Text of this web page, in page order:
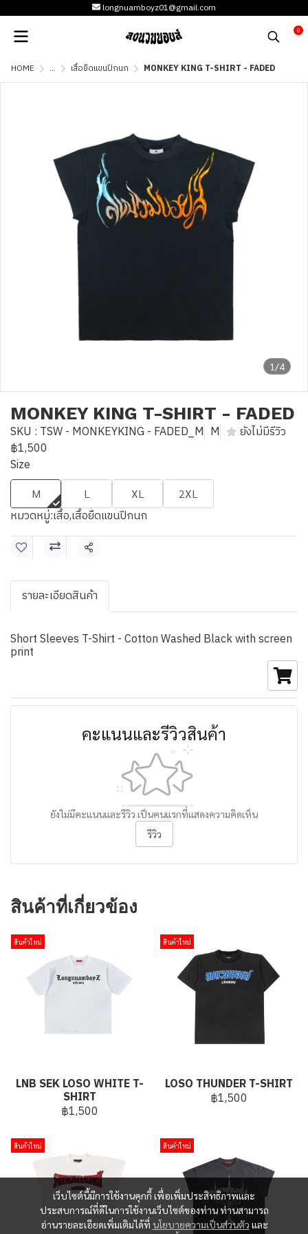
longnuamboyz01@gmail.com
0
HOME ... เสื้อยืดแขนปีกนก MONKEY KING T-SHIRT - FADED
1/4
MONKEY KING T-SHIRT - FADED
SKU : TSW - MONKEYKING - FADED_M M
ยังไม่มีรีวิว
฿1,500
Size
M L XL 2XL
หมวดหมู่:เสื้อ,เสื้อยืดแขนปีกนก
แชร์
รายละเอียดสินค้า
Short Sleeves T-Shirt - Cotton Washed Black with screen
print
คะแนนและรีวิวสินค้า
ยังไม่มีคะแนนและรีวิว เป็นคนแรกที่แสดงความคิดเห็น
รีวิว
สินค้าที่เกี่ยวข้อง
สินค้าใหม่
LNB SEK LOSO WHITE T-
SHIRT
฿1,500
สินค้าใหม่
LOSO THUNDER T-SHIRT
฿1,500
สินค้าใหม่ สินค้าใหม่
เว็บไซต์นี้มีการใช้งานคุกกี้ เพื่อเพิ่มประสิทธิภาพและ
ประสบการณ์ที่ดีในการใช้งานเว็บไซต์ของท่าน ท่านสามารถ
อ่านรายละเอียดเพิ่มเติมได้ที่ นโยบายความเป็นส่วนตัว และ